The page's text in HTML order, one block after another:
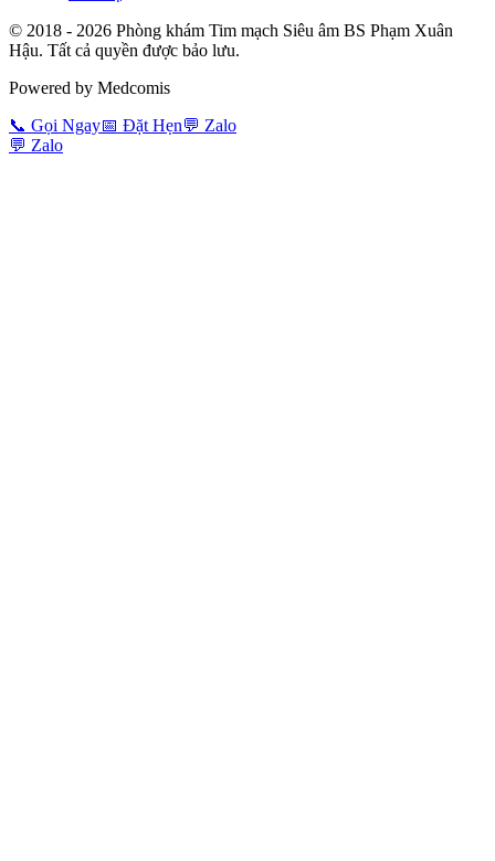
© 2018 - 2026 Phòng khám Tim mạch Siêu âm BS Phạm Xuân
Hậu. Tất cả quyền được bảo lưu.
Powered by Medcomis
📞 Gọi Ngay📅 Đặt Hẹn💬 Zalo
💬 Zalo